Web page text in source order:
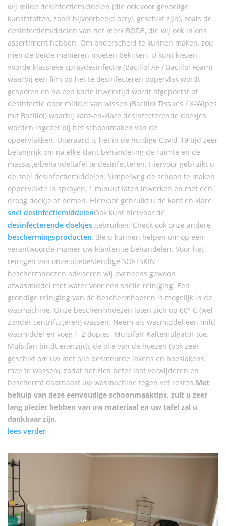
wij milde desinfectiemiddelen (die ook voor gevoelige
kunststoffen, zoals bijvoorbeeld acryl, geschikt zijn), zoals de
desinfectiemiddelen van het merk BODE, die wij ook in ons
assortiment hebben. Om onderscheid te kunnen maken, zou
men de beide manieren moeten bekijken. U kunt kiezen
voorde klassieke spraydesinfectie (Bacillol AF / Bacillol Foam)
waarbij een film op het te desinfecteren oppervlak wordt
gespoten en na een korte inwerktijd wordt afgepoetst of
desinfectie door middel van wissen (Bacillol Tissues / X-Wipes
mit Bacillol) waarbij kant-en-klare desinfecterende doekjes
worden ingezet bij het schoonmaken van de
oppervlakken. Uiteraard is het in de huidige Covid-19 tijd zeer
belangrijk om na elke klant behandeling de ruimte en de
massage/behandeltafel te desinfecteren. Hiervoor gebruikt u
de snel desinfectiemiddelen. Simpelweg de schoon te maken
oppervlakte in sprayen, 1 minuut laten inwerken en met een
droog doekje af nemen. Hiervoor gebruikt u de kant en klare
snel desinfectiemiddelenOok kunt hiervoor de
desinfecterende doekjes gebruiken. Check ook onze andere
beschermingsproducten, die u kunnen helpen om op een
verantwoorde manier uw klanten te behandelen. Voor het
reinigen van onze oliebestendige SOFTSKIN-
beschermhoezen adviseren wij eveneens gewoon
afwasmiddel met water voor een snelle reiniging. Een
grondige reiniging van de beschermhoezen is mogelijk in de
wasmachine. Onze beschermhoezen laten zich op 60° C (wel
zonder centrifugeren) wassen. Neem als wasmiddel een mild
wasmiddel en voeg 1-2 dopjes Mulsifan-Kaltemulgator toe.
Mulsifan bindt enerzijds de olie van de hoezen (ook zeer
geschikt om uw met olie besmeurde lakens en hoeslakens
mee te wassen), zodat het zich beter laat verwijderen en
beschermt daarnaast uw wasmachine tegen vet resten.Met
behulp van deze eenvoudige schoonmaaktips, zult u zeer
lang plezier hebben van uw materiaal en uw tafel zal u
dankbaar zijn.
lees verder